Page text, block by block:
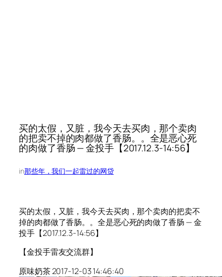
买的太假，又脏，我今天去买肉，那个卖肉
的把卖不掉的肉都做了香肠。。全是恶心死
的肉做了香肠 — 金投手【2017.12.3-14:56】
in那些年，我们一起雷过的网贷
买的太假，又脏，我今天去买肉，那个卖肉的把卖不
掉的肉都做了香肠。。全是恶心死的肉做了香肠 — 金
投手【2017.12.3-14:56】
【金投手雷友交流群】
原味奶茶 2017-12-03 14:46:40